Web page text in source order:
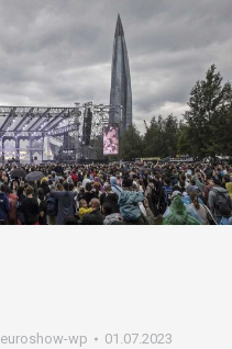
euroshow-wp 01.07.2023